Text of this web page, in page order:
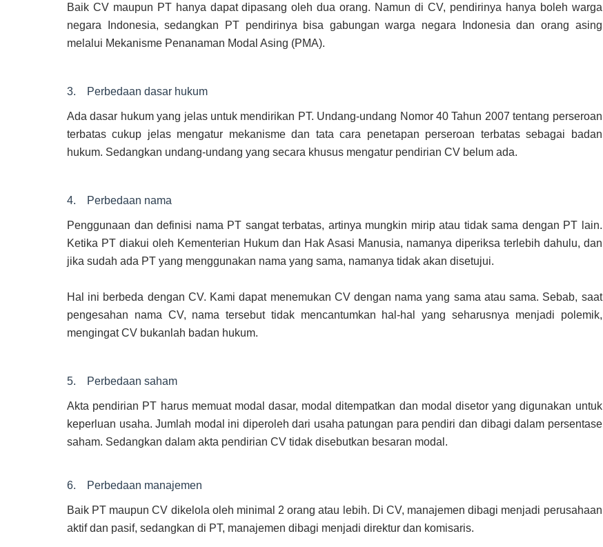
Baik CV maupun PT hanya dapat dipasang oleh dua orang. Namun di CV, pendirinya hanya boleh warga
negara Indonesia, sedangkan PT pendirinya bisa gabungan warga negara Indonesia dan orang asing
melalui Mekanisme Penanaman Modal Asing (PMA).
3. Perbedaan dasar hukum
Ada dasar hukum yang jelas untuk mendirikan PT. Undang-undang Nomor 40 Tahun 2007 tentang perseroan
terbatas cukup jelas mengatur mekanisme dan tata cara penetapan perseroan terbatas sebagai badan
hukum. Sedangkan undang-undang yang secara khusus mengatur pendirian CV belum ada.
4. Perbedaan nama
Penggunaan dan definisi nama PT sangat terbatas, artinya mungkin mirip atau tidak sama dengan PT lain.
Ketika PT diakui oleh Kementerian Hukum dan Hak Asasi Manusia, namanya diperiksa terlebih dahulu, dan
jika sudah ada PT yang menggunakan nama yang sama, namanya tidak akan disetujui.
Hal ini berbeda dengan CV. Kami dapat menemukan CV dengan nama yang sama atau sama. Sebab, saat
pengesahan nama CV, nama tersebut tidak mencantumkan hal-hal yang seharusnya menjadi polemik,
mengingat CV bukanlah badan hukum.
5. Perbedaan saham
Akta pendirian PT harus memuat modal dasar, modal ditempatkan dan modal disetor yang digunakan untuk
keperluan usaha. Jumlah modal ini diperoleh dari usaha patungan para pendiri dan dibagi dalam persentase
saham. Sedangkan dalam akta pendirian CV tidak disebutkan besaran modal.
6. Perbedaan manajemen
Baik PT maupun CV dikelola oleh minimal 2 orang atau lebih. Di CV, manajemen dibagi menjadi perusahaan
aktif dan pasif, sedangkan di PT, manajemen dibagi menjadi direktur dan komisaris.